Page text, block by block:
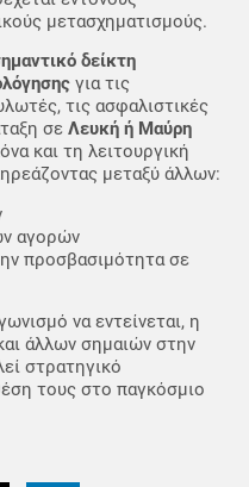
μετασχηματισμούς.
δείκτη
για τις
τις ασφαλιστικές
σε Λευκή ή Μαύρη
και τη λειτουργική
μεταξύ άλλων:
αγορών
προσβασιμότητα σε
να εντείνεται, η
άλλων σημαιών στην
στρατηγικό
τους στο παγκόσμιο